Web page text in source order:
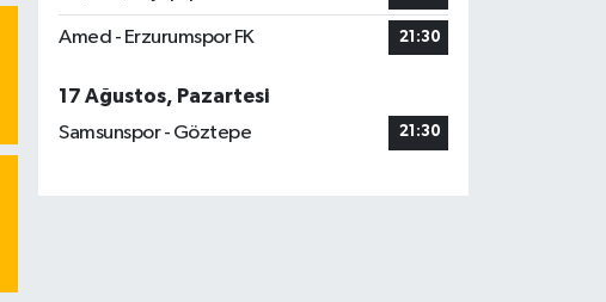
Amed - Erzurumspor FK 21:30
17 Ağustos, Pazartesi
Samsunspor - Göztepe
21:30